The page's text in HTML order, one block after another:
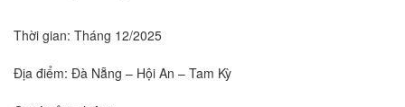
Thời gian: Tháng 12/2025
Địa điểm: Đà Nẵng – Hội An – Tam Kỳ